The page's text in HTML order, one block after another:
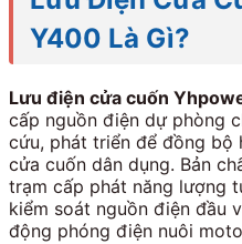
Y400 Là Gì?
Lưu điện cửa cuốn
cấp nguồn điện dự phòng
cứu, phát triển để đồng bộ
cửa cuốn dân dụng. Bản
trạm cấp phát năng lượng
kiểm soát nguồn điện đầu
động phóng điện nuôi